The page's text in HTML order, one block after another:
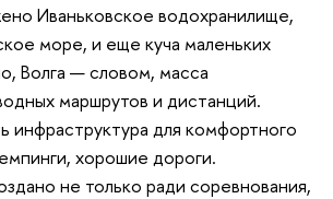
Иваньковское водохранилище,
море, и еще куча маленьких
Волга — словом, масса
маршрутов и дистанций.
инфраструктура для комфортного
хорошие дороги.
не только ради соревнования,